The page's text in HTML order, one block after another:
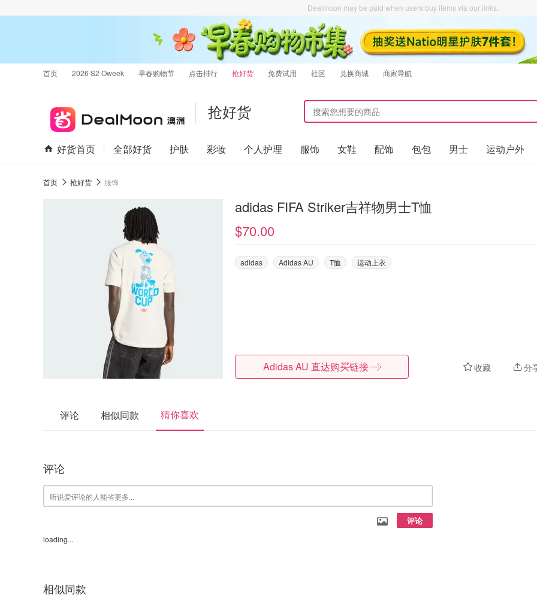
Dealmoon may be paid when users buy items via our links.
首页 2026 S2 Oweek 早春购物节 点击排行 抢好货 免费试用 社区 兑换商城 商家导航
抢好货
好货首页 全部好货 护肤 彩妆 个人护理 服饰 女鞋 配饰 包包 男士 运动户外
首页 抢好货 服饰
adidas FIFA Striker吉祥物男士T恤
$70.00
adidas Adidas AU T恤 运动上衣
收藏 分
Adidas AU 直达购买链接
评论 相似同款 猜你喜欢
评论
评论
loading...
相似同款